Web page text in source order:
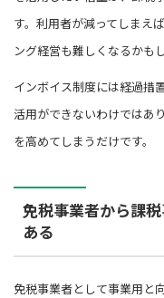
す。利用者が減ってしまえ
ング経営も難しくなるかも
インボイス制度には経過措
活用ができないわけではあ
を高めてしまうだけです。
免税事業者から課
ある
免税事業者として事業用と